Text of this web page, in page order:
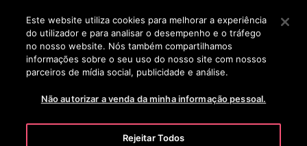
Prima Enter para saltar para o Conteúdo Principal
BUSCAR
Este website utiliza cookies para melhorar a experiência
do utilizador e para analisar o desempenho e o tráfego
no nosso website. Nós também compartilhamos
informações sobre o seu uso do nosso site com nossos
parceiros de mídia social, publicidade e análise.
Não autorizar a venda da minha informação pessoal.
Rejeitar Todos